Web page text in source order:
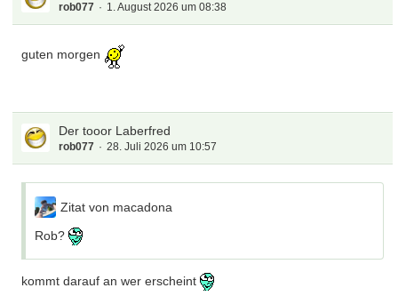
schnelle Geld will, sondern gut überlegt breit gestreut und
renomierte Aktien langfristig handelt.
rob077 1. August 2026 um 08:38
guten morgen
Der tooor Laberfred
rob077 28. Juli 2026 um 10:57
Zitat von macadona
Rob?
kommt darauf an wer erscheint